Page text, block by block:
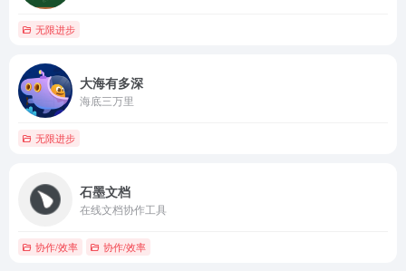
无限进步
大海有多深
海底三万里
无限进步
石墨文档
在线文档协作工具
协作/效率 协作/效率